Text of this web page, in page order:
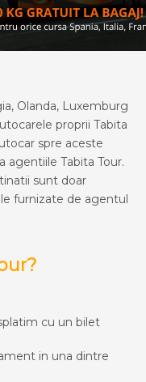
Olanda, Luxemburg
proprii Tabita
spre aceste
agentiile Tabita Tour.
sunt doar
furnizate de agentul
cu un bilet
in una dintre